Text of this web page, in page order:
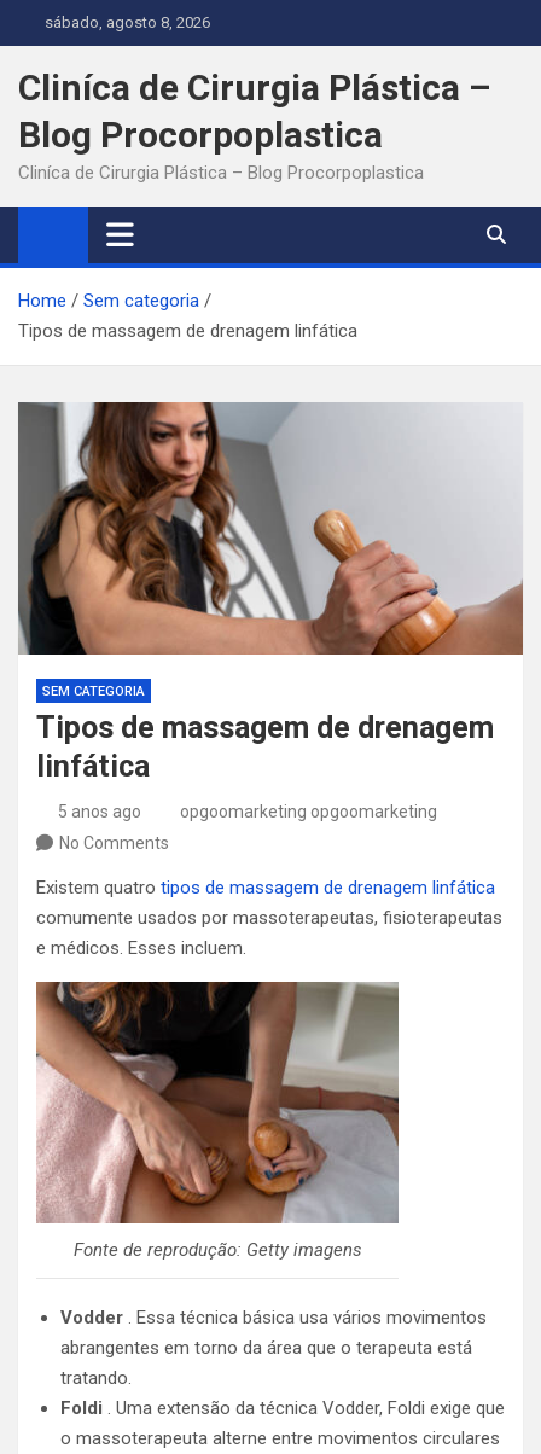
to
content
sábado, agosto 8, 2026
Cliníca de Cirurgia Plástica –
Blog Procorpoplastica
Cliníca de Cirurgia Plástica – Blog Procorpoplastica
Home
Sem categoria
Tipos de massagem de drenagem linfática
SEM CATEGORIA
Tipos de massagem de drenagem
linfática
5 anos ago
opgoomarketing opgoomarketing
No Comments
Existem quatro tipos de massagem de drenagem linfática
comumente usados ​​por massoterapeutas, fisioterapeutas
e médicos. Esses incluem.
Fonte de reprodução: Getty imagens
Vodder . Essa técnica básica usa vários movimentos
abrangentes em torno da área que o terapeuta está
tratando.
Foldi . Uma extensão da técnica Vodder, Foldi exige que
o massoterapeuta alterne entre movimentos circulares